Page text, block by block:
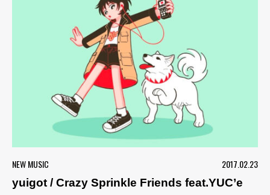
NEW MUSIC
2017.02.23
yuigot / Crazy Sprinkle Friends feat.YUC’e